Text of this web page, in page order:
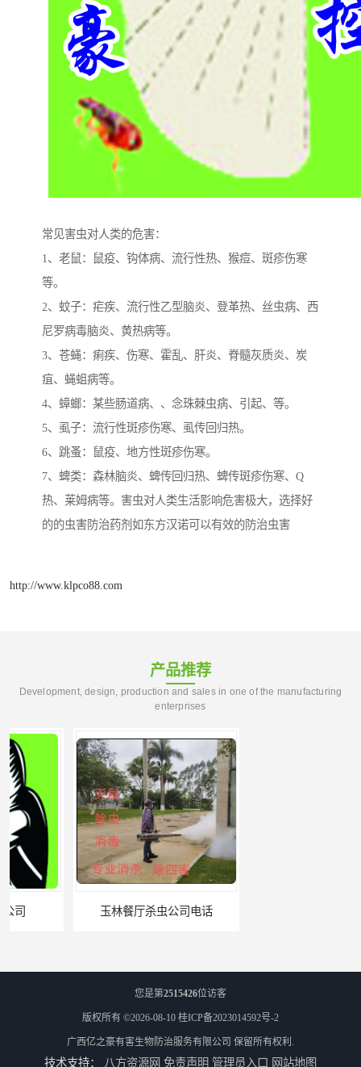
常见害虫对人类的危害：
1、老鼠：鼠疫、钩体病、流行性热、猴痘、斑疹伤寒
等。
2、蚊子：疟疾、流行性乙型脑炎、登革热、丝虫病、西
尼罗病毒脑炎、黄热病等。
3、苍蝇：痢疾、伤寒、霍乱、肝炎、脊髓灰质炎、炭
疽、蝇蛆病等。
4、蟑螂：某些肠道病、、念珠棘虫病、引起、等。
5、虱子：流行性斑疹伤寒、虱传回归热。
6、跳蚤：鼠疫、地方性斑疹伤寒。
7、蜱类：森林脑炎、蜱传回归热、蜱传斑疹伤寒、Q
热、莱姆病等。害虫对人类生活影响危害极大，选择好
的的虫害防治药剂如东方汉诺可以有效的防治虫害
http://www.klpco88.com
产品推荐
Development, design, production and sales in one of the manufacturing
enterprises
玉林餐厅杀虫公司电话
您是第2515426位访客
版权所有 ©2026-08-10 桂ICP备2023014592号-2
广西亿之豪有害生物防治服务有限公司 保留所有权利.
技术支持： 八方资源网 免责声明 管理员入口 网站地图